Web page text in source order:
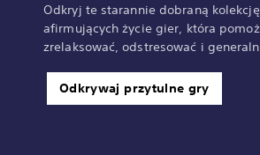
Odkryj te starannie dobraną
afirmujących życie gier, która
zrelaksować, odstresować i
Odkrywaj przytulne gry